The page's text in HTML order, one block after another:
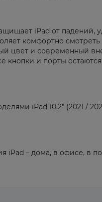
iPad от падений,
комфортно
цвет и современный
кнопки и порты
iPad 10.2" (2021 /
iPad – дома, в офисе, в